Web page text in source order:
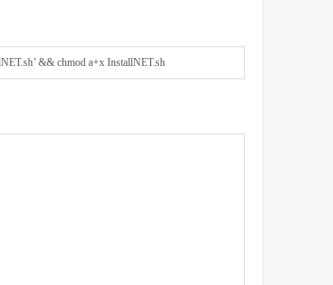
&& chmod a+x InstallNET.sh